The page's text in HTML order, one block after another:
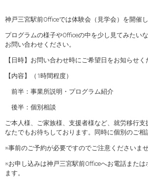
神戸三宮駅前Officeでは体験会（見学会）を開催
プログラムの様子やOfficeの中を少し見てみたい
お問い合わせください。
【日時】お問い合わせ時にご希望日をお知らせく
【内容】（1時間程度）
前半：事業所説明・プログラム紹介
後半：個別相談
ご本人様、ご家族様、支援者様など、就労移行
なたでもお待ちしております。同時に個別のご相
※事前のご予約が必要ですのでご注意くださいませ
※お申し込みは神戸三宮駅前Officeへお電話または
ます。